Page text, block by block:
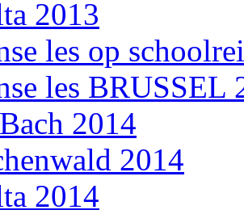
2013
les op
les BRUSSEL
2014
2014
2014